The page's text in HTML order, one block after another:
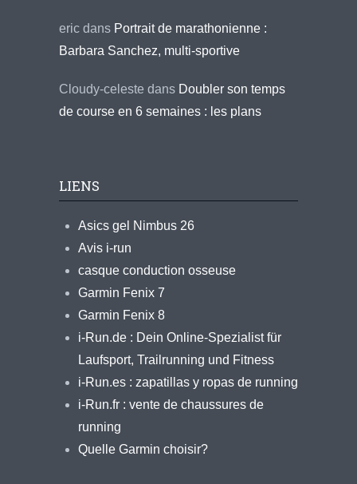
eric dans Portrait de marathonienne :
Barbara Sanchez, multi-sportive
Cloudy-celeste dans Doubler son temps
de course en 6 semaines : les plans
LIENS
Asics gel Nimbus 26
Avis i-run
casque conduction osseuse
Garmin Fenix 7
Garmin Fenix 8
i-Run.de : Dein Online-Spezialist für
Laufsport, Trailrunning und Fitness
i-Run.es : zapatillas y ropas de running
i-Run.fr : vente de chaussures de
running
Quelle Garmin choisir?